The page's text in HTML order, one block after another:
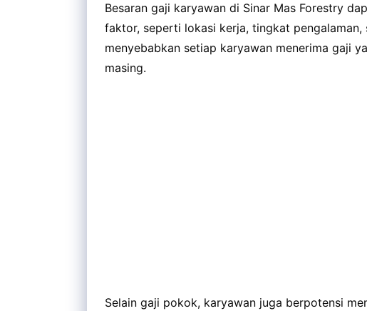
Besaran gaji karyawan di Sinar Mas Forestry
faktor, seperti lokasi kerja, tingkat
menyebabkan setiap karyawan menerima gaji
masing.
Selain gaji pokok, karyawan juga berpotensi